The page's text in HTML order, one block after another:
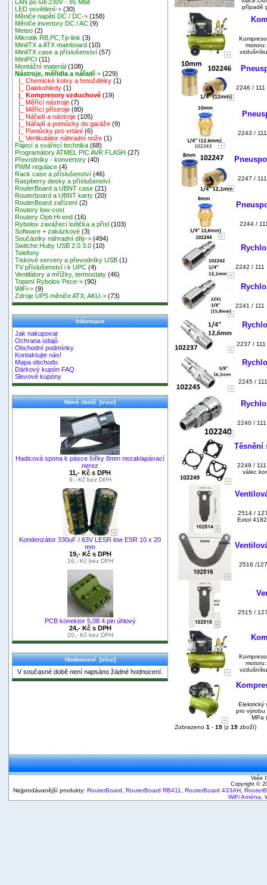
LAN po síti 230V - 85 Mbit
LED osvětlení-> (30)
Měniče napětí DC / DC-> (158)
Měniče invertory DC / AC (9)
Meteo (2)
Mikrotik RB,PC,Tp-link (3)
MiniITX a ATX mainboard (10)
MiniITX case a příslušenství (57)
MiniPCI (11)
Montážní materiál (108)
Nástroje, měřidla a nářadí-> (229)
|_ Chemické kotvy a hmoždinky (1)
|_ Dalekohledy (1)
|_ Kompresory vzduchové (19)
|_ Měřící nástroje (7)
|_ Měřící přístroje (80)
|_ Nářadí a nástroje (105)
|_ Nářadí a pomůcky do garáže (9)
|_ Pomůcky pro vrtání (6)
|_ Vertikutátor náhradní nože (1)
Pájecí a svářecí technika (68)
Programátory ATMEL PIC AVR FLASH (27)
Převodníky - konvertory (40)
PWM regulace (4)
Rack case a příslušenství (46)
Raspberry desky a příslušenství
RouterBoard a UBNT case (21)
Routerboard a UBNT karty (20)
RouterBoard zařízení (2)
Routery low-cost
Routery Opti Hi-end (16)
Rybolov zavážecí lodička a přísl (103)
Software + zakázkové (3)
Součástky náhradní díly-> (494)
Switche Huby USB 2.0 3.0 (10)
Telefony
Tiskové servery a převodníky USB (1)
TV příslušenství i k UPC (4)
Ventilátory a mřížky, termostaty (46)
Topení Rybolov Pece-> (90)
WiFi-> (9)
Zdroje UPS měniče ATX, AKU-> (73)
Informace
Jak nakupovat
Ochrana údajů
Obchodní podmínky
Kontaktujte nás!
Mapa obchodu
Dárkový kupón FAQ
Slevové kupóny
Nové zboží [více]
Hadicová spona k pásce šířky 8mm nezaklapávací
nerez
11,- Kč s DPH
9,- Kč bez DPH
Kondenzátor 330uF / 63V LESR low ESR 10 x 20
mm
19,- Kč s DPH
16,- Kč bez DPH
PCB konektor 5,08 4.pin úhlový
24,- Kč s DPH
20,- Kč bez DPH
Hodnocení [více]
V současné době není napsáno žádné hodnocení.
případě
2246 /
2243 /
2247 /
2244 /
2242 / 111
2241 / 111
2237 /
2245 /
2240 /
Těsnění
2249 /
válec
2514 /
Extol
2516 /
2515 /
Elektrický
pro výrobu
MPa
Zobrazeno 1 - 19 (z 19 zboží)
Vaše
Copyright ©
Nejprodávanější produkty: RouterBoard RouterBoard RB411 RouterBoard 433AH
WiFi Anténa